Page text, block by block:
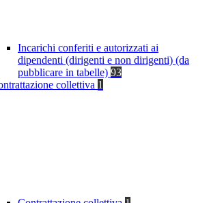
Incarichi conferiti e autorizzati ai
dipendenti (dirigenti e non dirigenti) (da
pubblicare in tabelle) 93
collettiva 1